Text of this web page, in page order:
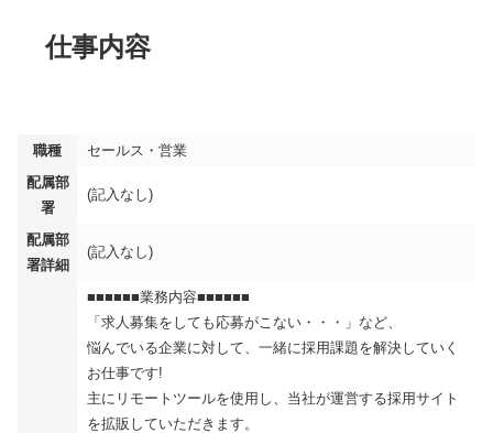
仕事内容
職種
セールス・営業
配属部
署
(記入なし)
配属部
署詳細
(記入なし)
■■■■■■業務内容■■■■■■
「求人募集をしても応募がこない・・・」など、
悩んでいる企業に対して、一緒に採用課題を解決していく
お仕事です!
主にリモートツールを使用し、当社が運営する採用サイト
を拡販していただきます。